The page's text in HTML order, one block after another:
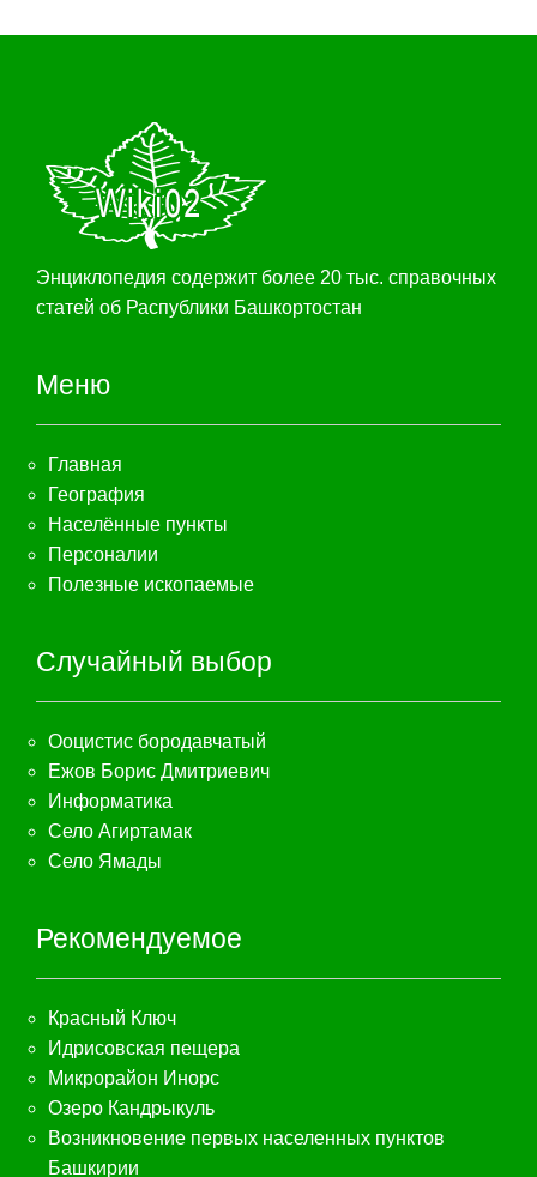
Энциклопедия содержит более 20 тыс. справочных
статей об Распублики Башкортостан
Меню
Главная
География
Населённые пункты
Персоналии
Полезные ископаемые
Случайный выбор
Ооцистис бородавчатый
Ежов Борис Дмитриевич
Информатика
Село Агиртамак
Село Ямады
Рекомендуемое
Красный Ключ
Идрисовская пещера
Микрорайон Инорс
Озеро Кандрыкуль
Возникновение первых населенных пунктов
Башкирии